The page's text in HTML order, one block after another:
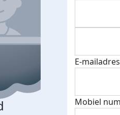
€500 euro
E-
Mobiel